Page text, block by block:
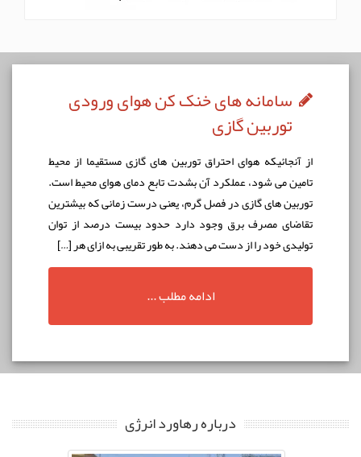
سامانه های خنک کن هوای ورودی
توربین گازی
از آنجائيكه هوای احتراق توربين های گازی مستقيما از محيط
تامين می شود، عملكرد آن بشدت تابع دمای هوای محيط است.
توربين های گازی در فصل گرم، يعنی درست زمانی که بيشترين
تقاضای مصرف برق وجود دارد حدود بيست درصد از توان
توليدی خود را از دست می دهند. به طور تقریبی به ازای هر […]
ادامه مطلب ...
درباره رهاورد انرژی